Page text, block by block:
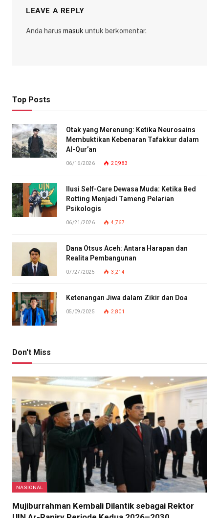
LEAVE A REPLY
Anda harus masuk untuk berkomentar.
Top Posts
Otak yang Merenung: Ketika Neurosains
Membuktikan Kebenaran Tafakkur dalam
Al-Qur’an
06/16/2026 20,983
Ilusi Self-Care Dewasa Muda: Ketika Bed
Rotting Menjadi Tameng Pelarian
Psikologis
06/21/2026 4,767
Dana Otsus Aceh: Antara Harapan dan
Realita Pembangunan
07/27/2025 3,214
Ketenangan Jiwa dalam Zikir dan Doa
05/09/2025 2,801
Don't Miss
NASIONAL
Mujiburrahman Kembali Dilantik sebagai Rektor